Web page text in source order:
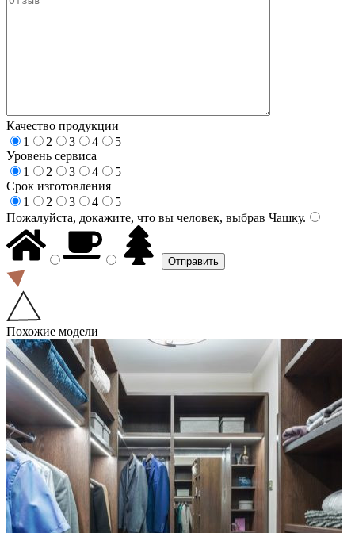
Качество продукции
1
2 3 4
5
Уровень сервиса
1
2 3 4
5
Срок изготовления
1
2 3 4
5
Пожалуйста, докажите, что вы человек, выбрав Чашку.
Похожие модели